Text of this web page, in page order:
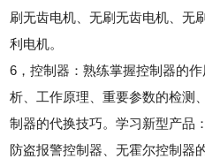
刷无齿电机、无刷无齿电机、无
利电机。
6，控制器：熟练掌握控制器的
析、工作原理、重要参数的检测
制器的代换技巧。学习新型产品
防盗报警控制器、无霍尔控制器